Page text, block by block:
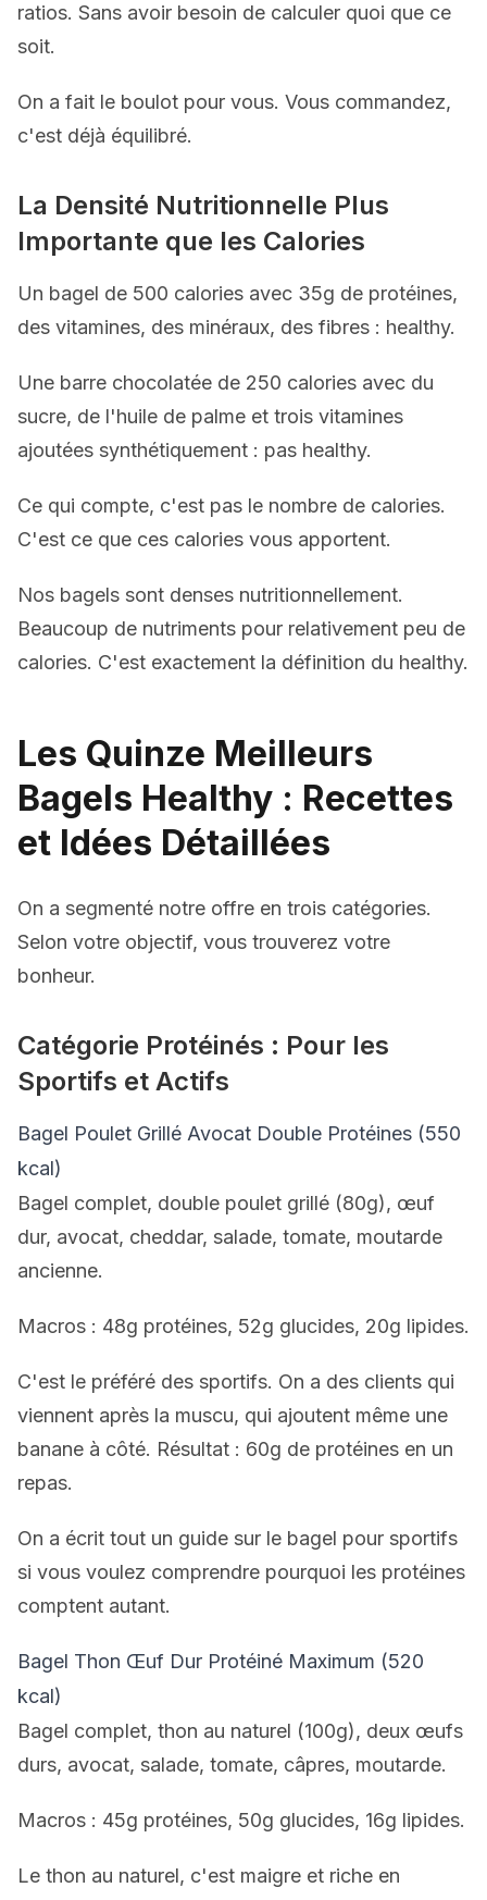
ratios. Sans avoir besoin de calculer quoi que ce
soit.
On a fait le boulot pour vous. Vous commandez,
c'est déjà équilibré.
La Densité Nutritionnelle Plus
Importante que les Calories
Un bagel de 500 calories avec 35g de protéines,
des vitamines, des minéraux, des fibres : healthy.
Une barre chocolatée de 250 calories avec du
sucre, de l'huile de palme et trois vitamines
ajoutées synthétiquement : pas healthy.
Ce qui compte, c'est pas le nombre de calories.
C'est ce que ces calories vous apportent.
Nos bagels sont denses nutritionnellement.
Beaucoup de nutriments pour relativement peu de
calories. C'est exactement la définition du healthy.
Les Quinze Meilleurs
Bagels Healthy : Recettes
et Idées Détaillées
On a segmenté notre offre en trois catégories.
Selon votre objectif, vous trouverez votre
bonheur.
Catégorie Protéinés : Pour les
Sportifs et Actifs
Bagel Poulet Grillé Avocat Double Protéines (550
kcal)
Bagel complet, double poulet grillé (80g), œuf
dur, avocat, cheddar, salade, tomate, moutarde
ancienne.
Macros : 48g protéines, 52g glucides, 20g lipides.
C'est le préféré des sportifs. On a des clients qui
viennent après la muscu, qui ajoutent même une
banane à côté. Résultat : 60g de protéines en un
repas.
On a écrit tout un guide sur le bagel pour sportifs
si vous voulez comprendre pourquoi les protéines
comptent autant.
Bagel Thon Œuf Dur Protéiné Maximum (520
kcal)
Bagel complet, thon au naturel (100g), deux œufs
durs, avocat, salade, tomate, câpres, moutarde.
Macros : 45g protéines, 50g glucides, 16g lipides.
Le thon au naturel, c'est maigre et riche en